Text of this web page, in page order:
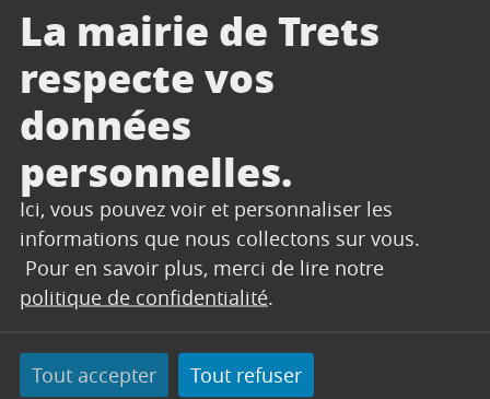
La mairie de Trets
respecte vos
données
personnelles.
Ici, vous pouvez voir et personnaliser les
informations que nous collectons sur vous.
Pour en savoir plus, merci de lire notre
politique de confidentialité.
Tout accepter Tout refuser